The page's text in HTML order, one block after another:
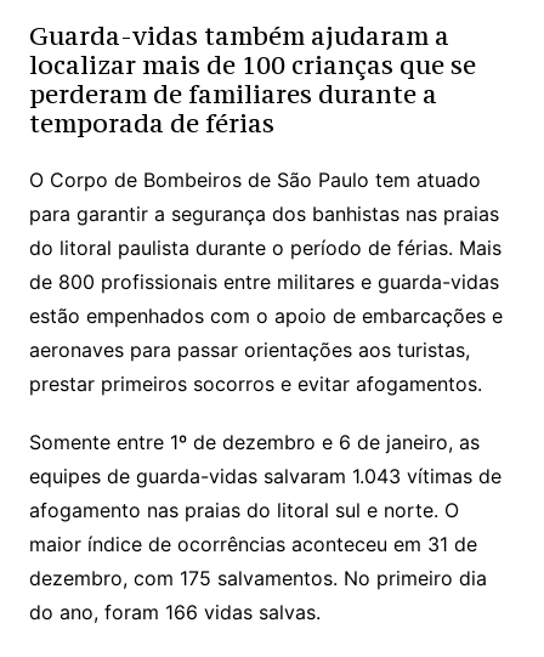
at
s
A
p
p
c
e
b
o
o
k
itt
er
ai
l
Guarda-vidas também ajudaram a
localizar mais de 100 crianças que se
perderam de familiares durante a
temporada de férias
O Corpo de Bombeiros de São Paulo tem atuado
para garantir a segurança dos banhistas nas praias
do litoral paulista durante o período de férias. Mais
de 800 profissionais entre militares e guarda-vidas
estão empenhados com o apoio de embarcações e
aeronaves para passar orientações aos turistas,
prestar primeiros socorros e evitar afogamentos.
Somente entre 1º de dezembro e 6 de janeiro, as
equipes de guarda-vidas salvaram 1.043 vítimas de
afogamento nas praias do litoral sul e norte. O
maior índice de ocorrências aconteceu em 31 de
dezembro, com 175 salvamentos. No primeiro dia
do ano, foram 166 vidas salvas.